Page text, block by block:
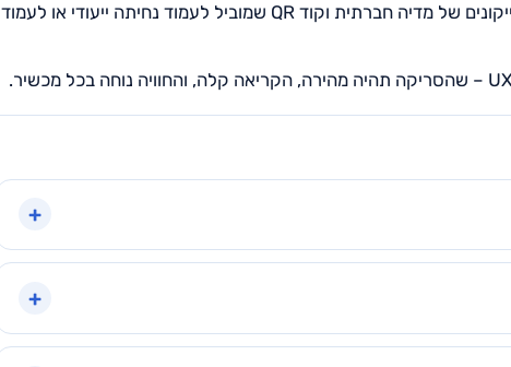
לאחר מכן בוחרים עיצוב נקי וברור, עם מיקוד על אייקונים של מדיה חברתית וקוד QR שמוביל לעמוד נחיתה ייעודי או לעמוד
+
+